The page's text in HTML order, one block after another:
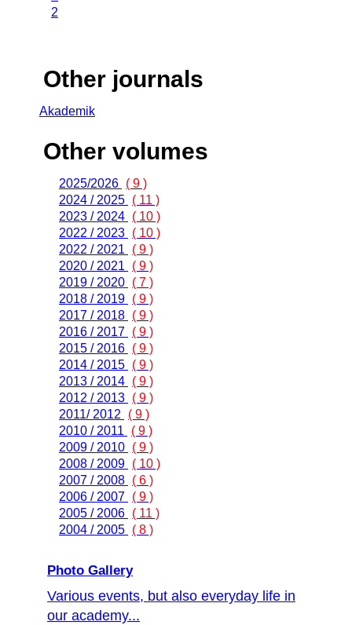
2
Other journals
Akademik
Other volumes
2025/2026 ( 9 )
2024 / 2025 ( 11 )
2023 / 2024 ( 10 )
2022 / 2023 ( 10 )
2022 / 2021
( 9 )
2020 / 2021
( 9 )
2019 / 2020 ( 7 )
2018 / 2019 ( 9 )
2017 / 2018 ( 9 )
2016 / 2017 ( 9 )
2015 / 2016 ( 9 )
2014 / 2015 ( 9 )
2013 / 2014 ( 9 )
2012 / 2013 ( 9 )
2011/ 2012
( 9 )
2010 / 2011
( 9 )
2009 / 2010 ( 9 )
2008 / 2009 ( 10 )
2007 / 2008 ( 6 )
2006 / 2007 ( 9 )
2005 / 2006 ( 11 )
2004 / 2005 ( 8 )
Photo Gallery
Various events, but also everyday life in
our academy...